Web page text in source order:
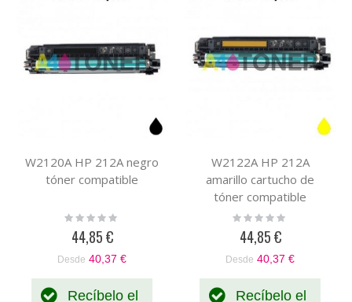
W2120A HP 212A negro
tóner compatible
Rating:
44,85 €
Desde 40,37 €
Recíbelo el
W2122A HP 212A
amarillo cartucho de
tóner compatible
Rating:
44,85 €
Desde 40,37 €
Recíbelo el